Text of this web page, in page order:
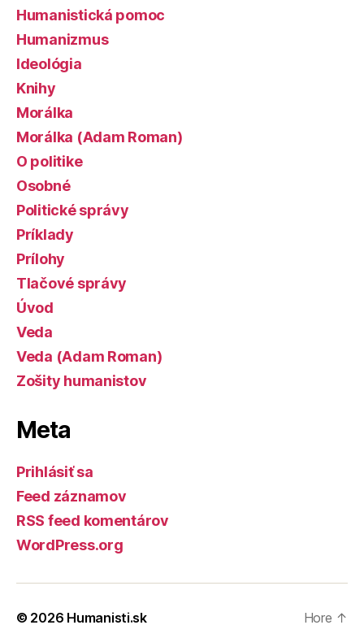
Humanistická pomoc
Humanizmus
Ideológia
Knihy
Morálka
Morálka (Adam Roman)
O politike
Osobné
Politické správy
Príklady
Prílohy
Tlačové správy
Úvod
Veda
Veda (Adam Roman)
Zošity humanistov
Meta
Prihlásiť sa
Feed záznamov
RSS feed komentárov
WordPress.org
© 2026 Humanisti.sk Hore ↑